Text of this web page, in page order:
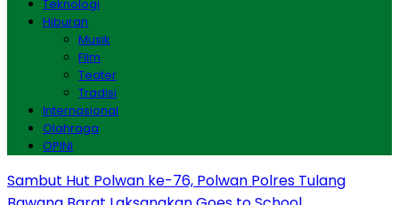
Teknologi
Hiburan
Musik
Film
Teater
Tradisi
Internasional
Olahraga
OPINI
Sambut Hut Polwan ke-76, Polwan Polres Tulang